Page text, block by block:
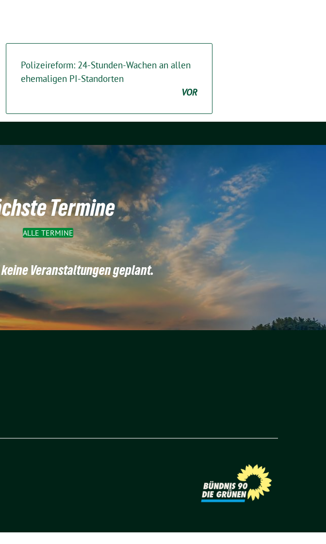
Polizeireform: 24-Stunden-Wachen an allen
ehemaligen PI-Standorten
VOR
Termine
ALLE TERMINE
Veranstaltungen geplant.